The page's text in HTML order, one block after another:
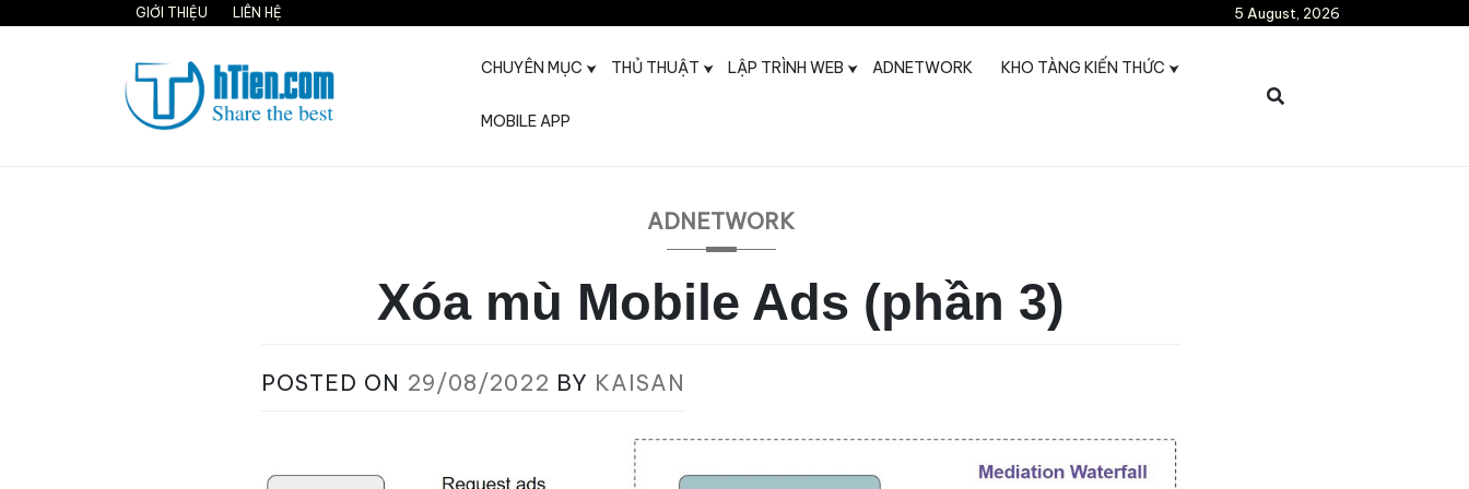
GIỚI THIỆU LIÊN HỆ 5 August, 2026
CHUYÊN MỤC THỦ THUẬT LẬP TRÌNH WEB ADNETWORK KHO TÀNG KIẾN THỨC
MOBILE APP
ADNETWORK
Xóa mù Mobile Ads (phần 3)
POSTED ON 29/08/2022 BY KAISAN